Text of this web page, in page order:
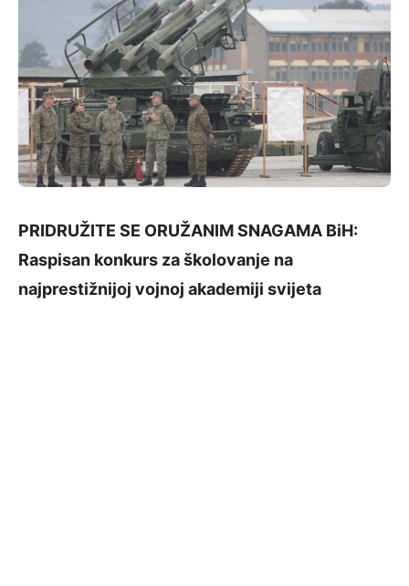
PRIDRUŽITE SE ORUŽANIM SNAGAMA BiH:
Raspisan konkurs za školovanje na
najprestižnijoj vojnoj akademiji svijeta